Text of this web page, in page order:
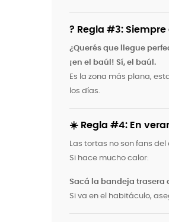
? Regla #3:
¿Querés que llegue
¡en el baúl! Sí, el baúl.
Es la zona más plana,
los días.
☀️ Regla #4: En
Las tortas no son fans del
Si hace mucho calor:
Sacá la bandeja trasera
Si va en el habitáculo,